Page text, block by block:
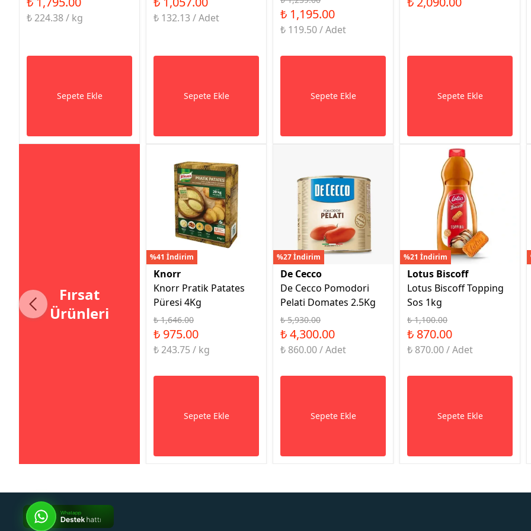
₺ 224.38 / kg
Sepete Ekle
₺ 132.13 / Adet
Sepete Ekle
₺ 1,195.00
₺ 119.50 / Adet
Sepete Ekle Sepete Ekle
Fırsat
Ürünleri
%41 İndirim
Knorr
Knorr Pratik Patates
Püresi 4Kg
₺ 1,646.00
₺ 975.00
₺ 243.75 / kg
Sepete Ekle
%27 İndirim
De Cecco
De Cecco Pomodori
Pelati Domates 2.5Kg
₺ 5,930.00
₺ 4,300.00
₺ 860.00 / Adet
Sepete Ekle
%21 İndirim
Lotus Biscoff
Lotus Biscoff Topping
Sos 1kg
₺ 1,100.00
₺ 870.00
₺ 870.00 / Adet
Sepete Ekle